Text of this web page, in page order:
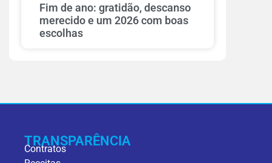
Fim de ano: gratidão, descanso
merecido e um 2026 com boas
escolhas
TRANSPARÊNCIA
Contratos